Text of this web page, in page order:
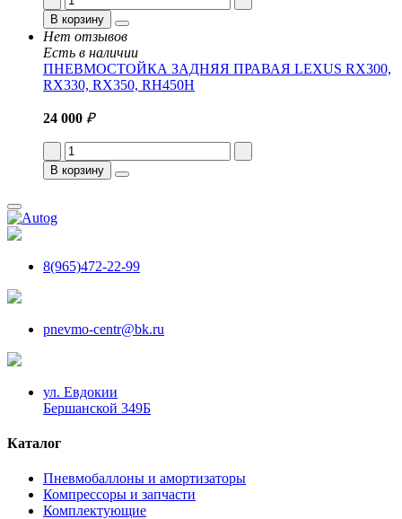
В корзину
Нет отзывов
Есть в наличии
ПНЕВМОСТОЙКА ЗАДНЯЯ ПРАВАЯ LEXUS RX300,
RX330, RX350, RH450H
24 000 ₽
В корзину
8(965)472-22-99
pnevmo-centr@bk.ru
ул. Евдокии
Бершанской 349Б
Каталог
Пневмобаллоны и амортизаторы
Компрессоры и запчасти
Комплектующие